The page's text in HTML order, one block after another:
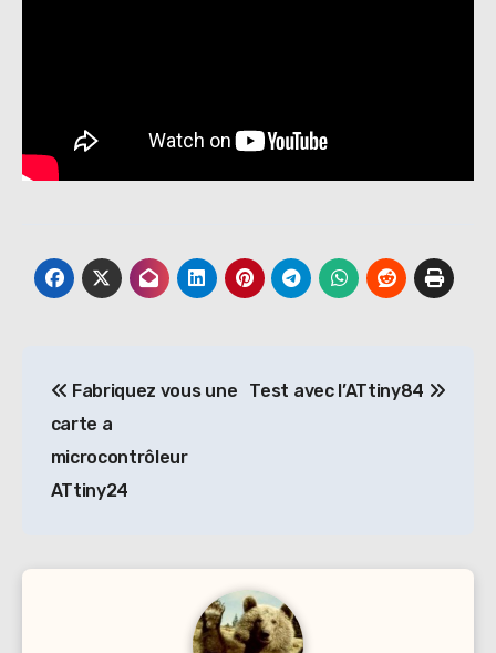
de
l’article
Fabriquez vous une
carte a
microcontrôleur
ATtiny24
Test avec l’ATtiny84